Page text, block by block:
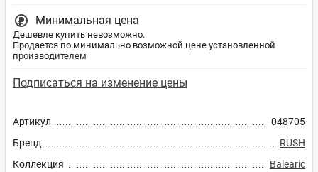
Артикул
048705
Бренд
RUSH
Коллекция
Balearic
Минимальная цена
Дешевле купить невозможно.
Продается по минимально возможной цене установленной
производителем
Подписаться на изменение цены